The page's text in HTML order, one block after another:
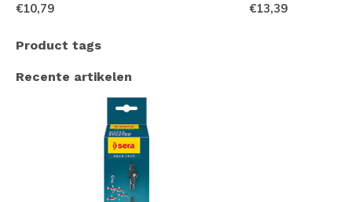
€10,79 €13,39
Product tags
Recente artikelen